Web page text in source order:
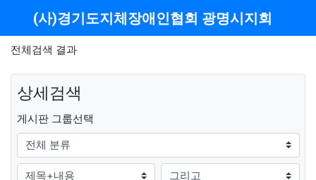
메뉴(사)경기도지체장애인협회 광명시지회
전체검색 결과
상세검색
그룹
게시판 그룹선택
검색조건 검색방법